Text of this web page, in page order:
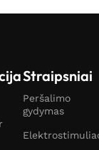
Straipsniai
Peršalimo
gydymas